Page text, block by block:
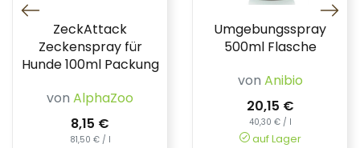
ZeckAttack
Zeckenspray für
Hunde 100ml Packung
von AlphaZoo
8,15 €
81,50 € / l
Umgebungsspray
500ml Flasche
von Anibio
20,15 €
40,30 € / l
auf Lager